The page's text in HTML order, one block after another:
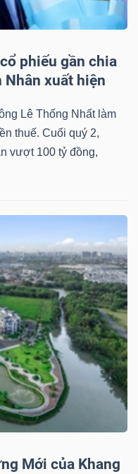
phiếu gần chia
xuất hiện
Lê Thống Nhất làm
thuế. Cuối quý 2,
vượt 100 tỷ đồng,
Mới của Khang